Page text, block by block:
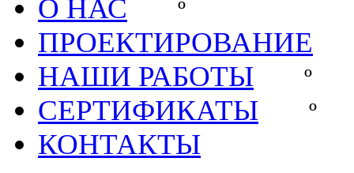
О НАС º
ПРОЕКТИРОВАНИЕ
НАШИ РАБОТЫ
СЕРТИФИКАТЫ
КОНТАКТЫ